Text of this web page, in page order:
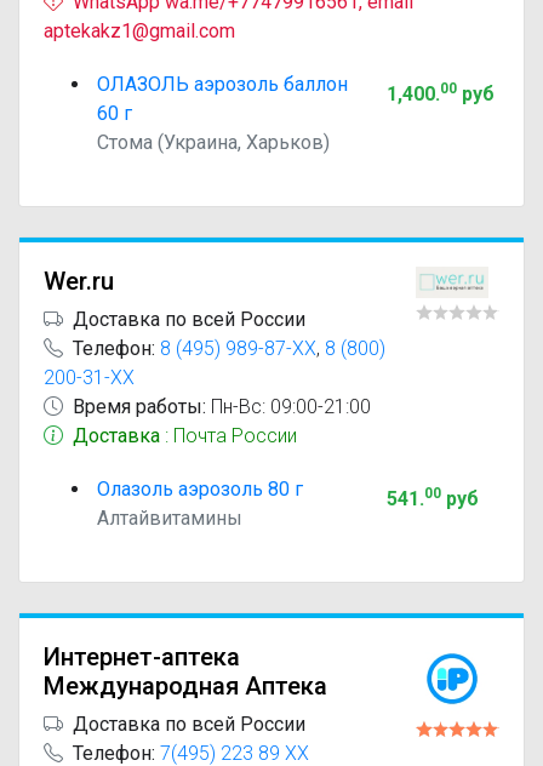
aptekakz1@gmail.com
ОЛАЗОЛЬ аэрозоль баллон
60 г
Стома (Украина, Харьков)
1,400.00руб
Wer.ru
Доставка по всей России
Телефон: 8 (495) 989-87-XX, 8 (800)
200-31-XX
Время работы: Пн-Вс: 09:00-21:00
Доставка : Почта России
Олазоль аэрозоль 80 г
Алтайвитамины
541.00руб
Интернет-аптека
Международная Аптека
Доставка по всей России
Телефон: 7(495) 223 89 XX